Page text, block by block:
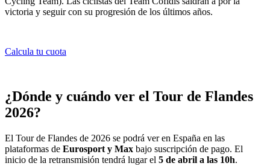
victoria y seguir con su progresión de los últimos años.
Calcula tu cuota
¿Dónde y cuándo ver el Tour de Flandes
2026?
El Tour de Flandes de 2026 se podrá ver en España en las
plataformas de Eurosport y Max bajo suscripción de pago. El
inicio de la retransmisión tendrá lugar el 5 de abril a las 10h.